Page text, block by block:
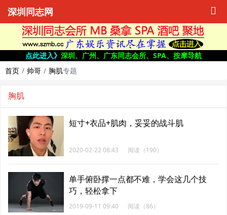
深圳同志网
点此进入》 深圳、广州、广东同志会所、SPA、按摩导航
首页
帅哥 胸肌专题
胸肌
短寸+衣品+肌肉，妥妥的战斗肌
2020-02-22 08:43 阅读（190）
单手俯卧撑一点都不难，学会这几个技
巧，轻松拿下
2019-09-11 09:40 阅读（86）